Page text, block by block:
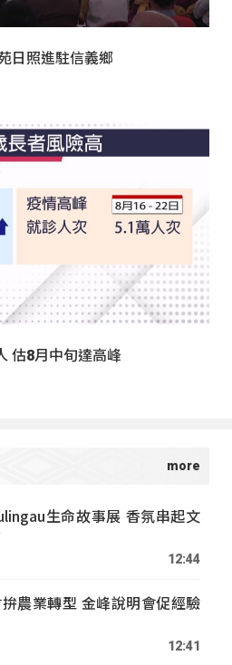
日照進駐信義鄉
估8月中旬達高峰
生命故事展 香氛串起文
12:44
農業轉型 金峰說明會促經驗
12:41